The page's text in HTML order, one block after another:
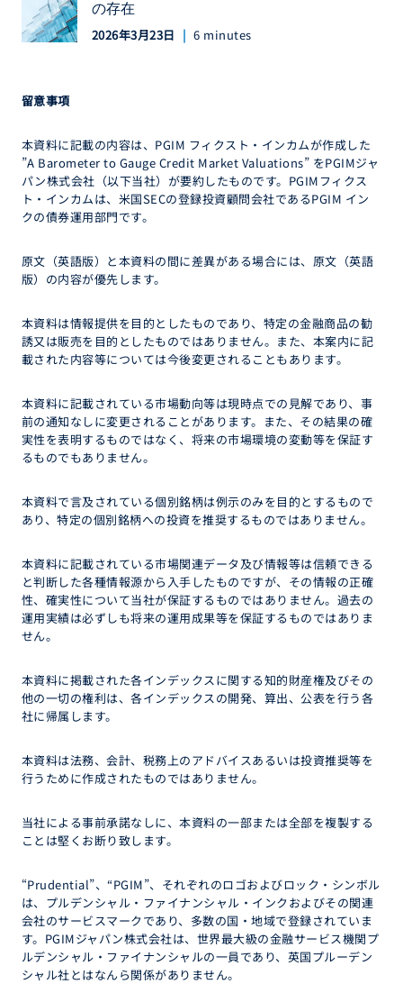
の存在
2026年3月23日 6 minutes
留意事項
本資料に記載の内容は、PGIM フィクスト・インカムが作成した
”A Barometer to Gauge Credit Market Valuations” をPGIMジャ
パン株式会社（以下当社）が要約したものです。PGIMフィクス
ト・インカムは、米国SECの登録投資顧問会社であるPGIM イン
クの債券運用部門です。
原文（英語版）と本資料の間に差異がある場合には、原文（英語
版）の内容が優先します。
本資料は情報提供を目的としたものであり、特定の金融商品の勧
誘又は販売を目的としたものではありません。また、本案内に記
載された内容等については今後変更されることもあります。
本資料に記載されている市場動向等は現時点での見解であり、事
前の通知なしに変更されることがあります。また、その結果の確
実性を表明するものではなく、将来の市場環境の変動等を保証す
るものでもありません。
本資料で言及されている個別銘柄は例示のみを目的とするもので
あり、特定の個別銘柄への投資を推奨するものではありません。
本資料に記載されている市場関連データ及び情報等は信頼できる
と判断した各種情報源から入手したものですが、その情報の正確
性、確実性について当社が保証するものではありません。過去の
運用実績は必ずしも将来の運用成果等を保証するものではありま
せん。
本資料に掲載された各インデックスに関する知的財産権及びその
他の一切の権利は、各インデックスの開発、算出、公表を行う各
社に帰属します。
本資料は法務、会計、税務上のアドバイスあるいは投資推奨等を
行うために作成されたものではありません。
当社による事前承諾なしに、本資料の一部または全部を複製する
ことは堅くお断り致します。
“Prudential”、“PGIM”、それぞれのロゴおよびロック・シンボル
は、プルデンシャル・ファイナンシャル・インクおよびその関連
会社のサービスマークであり、多数の国・地域で登録されていま
す。PGIMジャパン株式会社は、世界最大級の金融サービス機関プ
ルデンシャル・ファイナンシャルの一員であり、英国プルーデン
シャル社とはなんら関係がありません。